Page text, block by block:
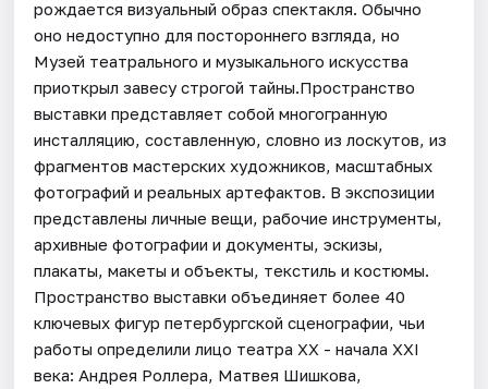
рождается визуальный образ спектакля. Обычно
оно недоступно для постороннего взгляда, но
Музей театрального и музыкального искусства
приоткрыл завесу строгой тайны.Пространство
выставки представляет собой многогранную
инсталляцию, составленную, словно из лоскутов, из
фрагментов мастерских художников, масштабных
фотографий и реальных артефактов. В экспозиции
представлены личные вещи, рабочие инструменты,
архивные фотографии и документы, эскизы,
плакаты, макеты и объекты, текстиль и костюмы.
Пространство выставки объединяет более 40
ключевых фигур петербургской сценографии, чьи
работы определили лицо театра XX - начала XXI
века: Андрея Роллера, Матвея Шишкова,